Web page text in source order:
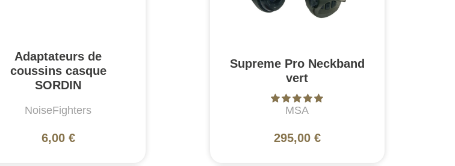
Adaptateurs de
coussins casque
SORDIN
NoiseFighters
6,00 €
Supreme Pro Neckband
vert
MSA
295,00 €